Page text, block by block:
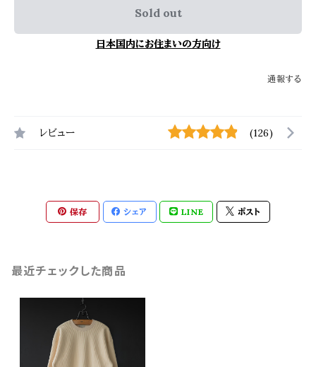
Sold out
日本国内にお住まいの方向け
通報する
レビュー (126)
保存 シェア LINE ポスト
最近チェックした商品